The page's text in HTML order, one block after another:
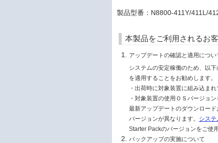
製品型番：N8800-411Y/411L/
本製品をご利用されるお
アップデートの確認と適用につい
システムの安定稼働のため、以
を適用することをお勧めします。
・出荷時に対象装置に組み込ま
・対象装置の使用ＯＳバージョ
最新アップデートのダウンロー
バージョンが異なります。 シス
Starter Packのバージョンをご使
バックアップの実施について